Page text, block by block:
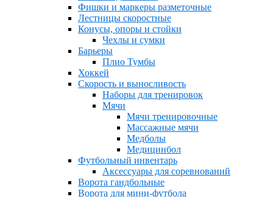
Фишки и маркеры разметочные
Лестницы скоростные
Конусы, опоры и стойки
Чехлы и сумки
Барьеры
Плио Тумбы
Хоккей
Скорость и выносливость
Наборы для тренировок
Мячи
Мячи тренировочные
Массажные мячи
Медболы
Медицинбол
Футбольный инвентарь
Аксессуары для соревнований
Ворота гандбольные
Ворота для мини-футбола